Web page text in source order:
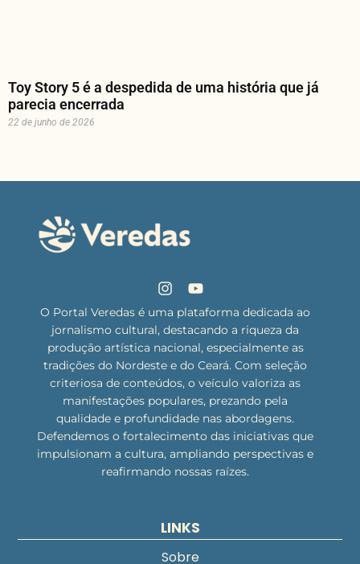
Toy Story 5 é a despedida de uma história que já
parecia encerrada
22 de junho de 2026
O Portal Veredas é uma plataforma dedicada ao
jornalismo cultural, destacando a riqueza da
produção artística nacional, especialmente as
tradições do Nordeste e do Ceará. Com seleção
criteriosa de conteúdos, o veículo valoriza as
manifestações populares, prezando pela
qualidade e profundidade nas abordagens.
Defendemos o fortalecimento das iniciativas que
impulsionam a cultura, ampliando perspectivas e
reafirmando nossas raízes.
LINKS
Sobre